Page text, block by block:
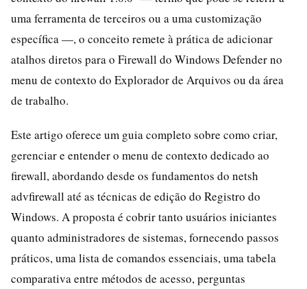
uma ferramenta de terceiros ou a uma customização
específica —, o conceito remete à prática de adicionar
atalhos diretos para o Firewall do Windows Defender no
menu de contexto do Explorador de Arquivos ou da área
de trabalho.
Este artigo oferece um guia completo sobre como criar,
gerenciar e entender o menu de contexto dedicado ao
firewall, abordando desde os fundamentos do netsh
advfirewall até as técnicas de edição do Registro do
Windows. A proposta é cobrir tanto usuários iniciantes
quanto administradores de sistemas, fornecendo passos
práticos, uma lista de comandos essenciais, uma tabela
comparativa entre métodos de acesso, perguntas